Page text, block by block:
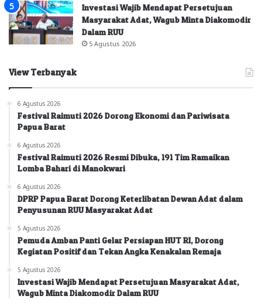
Investasi Wajib Mendapat Persetujuan
Masyarakat Adat, Wagub Minta Diakomodir
Dalam RUU
5 Agustus 2026
View Terbanyak
6 Agustus 2026
Festival Raimuti 2026 Dorong Ekonomi dan Pariwisata
Papua Barat
6 Agustus 2026
Festival Raimuti 2026 Resmi Dibuka, 191 Tim Ramaikan
Lomba Bahari di Manokwari
6 Agustus 2026
DPRP Papua Barat Dorong Keterlibatan Dewan Adat dalam
Penyusunan RUU Masyarakat Adat
5 Agustus 2026
Pemuda Amban Panti Gelar Persiapan HUT RI, Dorong
Kegiatan Positif dan Tekan Angka Kenakalan Remaja
5 Agustus 2026
Investasi Wajib Mendapat Persetujuan Masyarakat Adat,
Wagub Minta Diakomodir Dalam RUU